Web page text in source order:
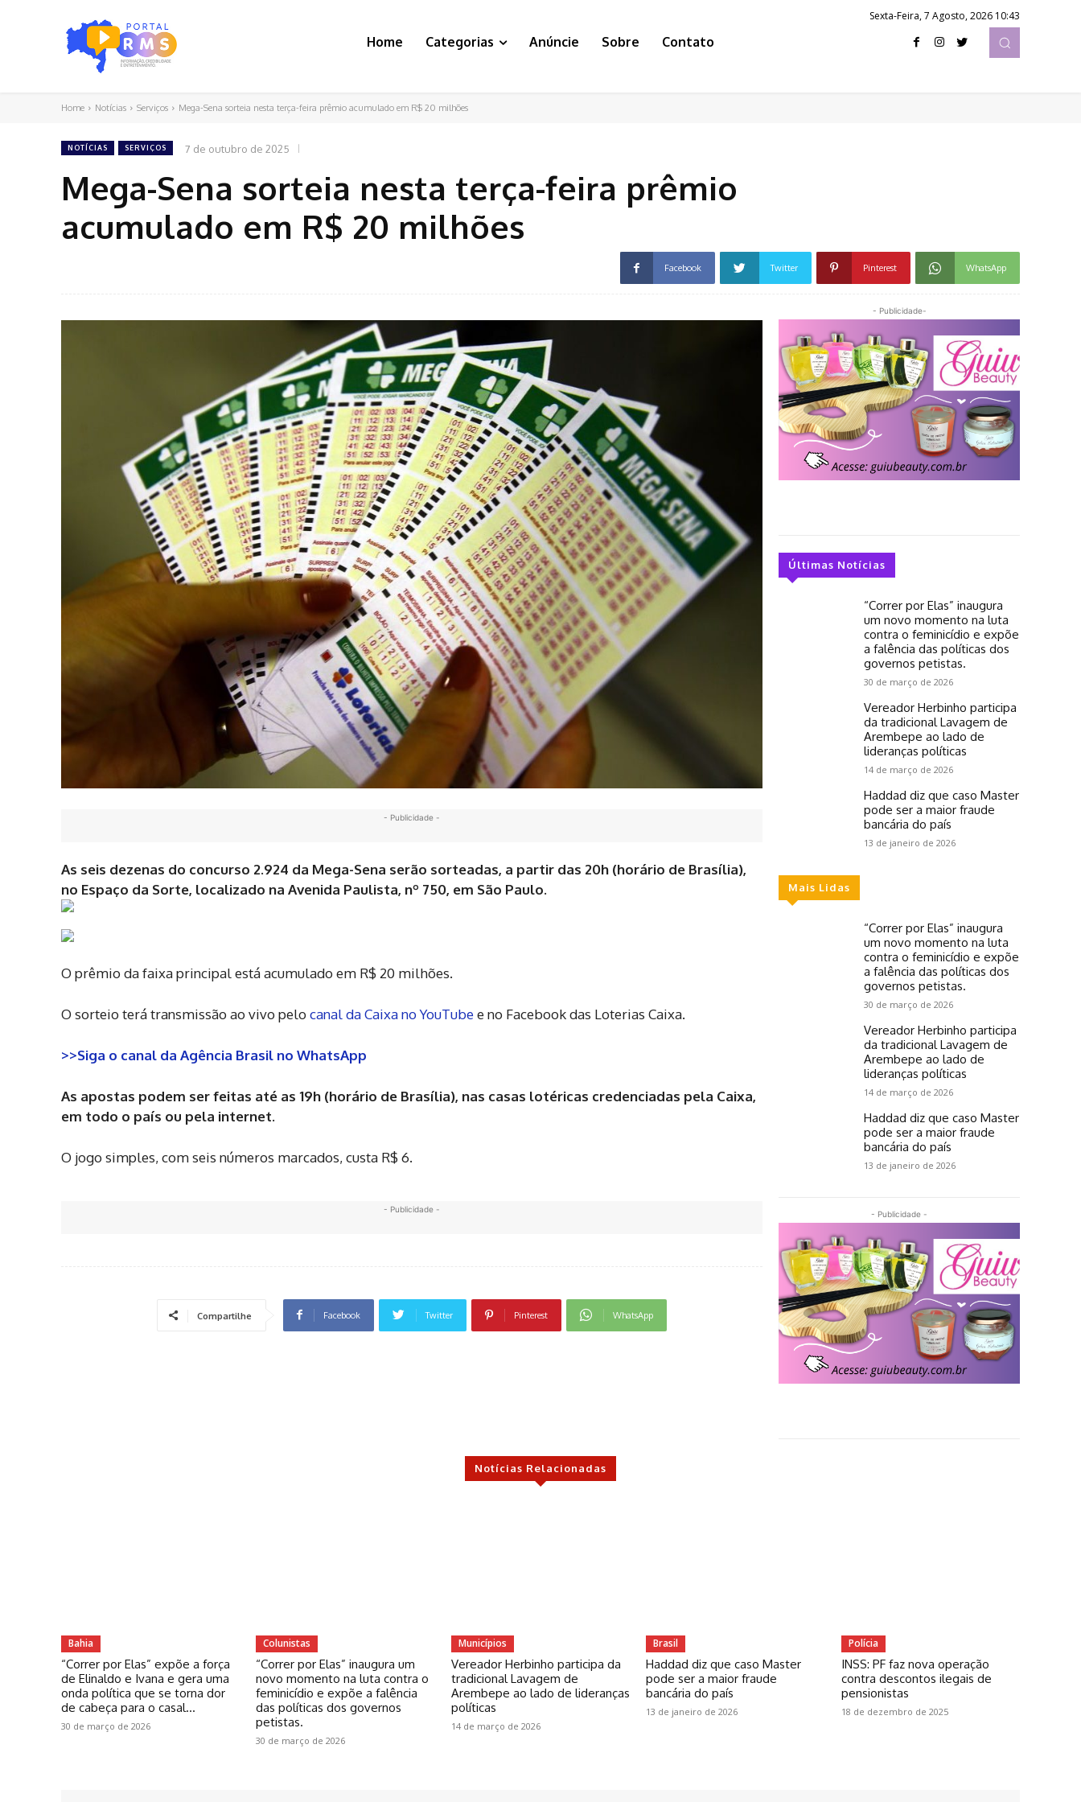
Home Categorias Anúncie Sobre Contato
Sexta-Feira, 7 Agosto, 2026 10:43
Home Notícias Serviços Mega-Sena sorteia nesta terça-feira prêmio acumulado em R$ 20 milhões
NOTÍCIAS SERVIÇOS 7 de outubro de 2025
Mega-Sena sorteia nesta terça-feira prêmio
acumulado em R$ 20 milhões
Facebook Twitter Pinterest WhatsApp
- Publicidade -
As seis dezenas do concurso 2.924 da Mega-Sena serão sorteadas, a partir das 20h (horário de Brasília),
no Espaço da Sorte, localizado na Avenida Paulista, nº 750, em São Paulo.
O prêmio da faixa principal está acumulado em R$ 20 milhões.
O sorteio terá transmissão ao vivo pelocanal da Caixa no YouTubee no Facebook das Loterias Caixa.
>>Siga o canal da Agência Brasil no WhatsApp
As apostas podem ser feitas até as 19h (horário de Brasília), nas casas lotéricas credenciadas pela Caixa,
em todo o país ou pela internet.
O jogo simples, com seis números marcados, custa R$ 6.
- Publicidade -
Compartilhe Facebook Twitter Pinterest WhatsApp
- Publicidade-
Últimas Notícias
“Correr por Elas” inaugura
um novo momento na luta
contra o feminicídio e expõe
a falência das políticas dos
governos petistas.
30 de março de 2026
Vereador Herbinho participa
da tradicional Lavagem de
Arembepe ao lado de
lideranças políticas
14 de março de 2026
Haddad diz que caso Master
pode ser a maior fraude
bancária do país
13 de janeiro de 2026
Mais Lidas
“Correr por Elas” inaugura
um novo momento na luta
contra o feminicídio e expõe
a falência das políticas dos
governos petistas.
30 de março de 2026
Vereador Herbinho participa
da tradicional Lavagem de
Arembepe ao lado de
lideranças políticas
14 de março de 2026
Haddad diz que caso Master
pode ser a maior fraude
bancária do país
13 de janeiro de 2026
- Publicidade -
Notícias Relacionadas
Bahia
“Correr por Elas” expõe a força
de Elinaldo e Ivana e gera uma
onda política que se torna dor
de cabeça para o casal...
30 de março de 2026
Colunistas
“Correr por Elas” inaugura um
novo momento na luta contra o
feminicídio e expõe a falência
das políticas dos governos
petistas.
30 de março de 2026
Municípios
Vereador Herbinho participa da
tradicional Lavagem de
Arembepe ao lado de lideranças
políticas
14 de março de 2026
Brasil
Haddad diz que caso Master
pode ser a maior fraude
bancária do país
13 de janeiro de 2026
Polícia
INSS: PF faz nova operação
contra descontos ilegais de
pensionistas
18 de dezembro de 2025